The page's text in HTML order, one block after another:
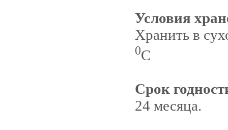
Условия
Хранить в
0С
Срок
24 месяца.